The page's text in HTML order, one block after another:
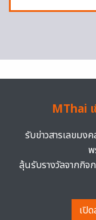
MThai
รับข่าวสารเลขมง
พ
ลุ้นรับรางวัลจากกิจ
เปิ